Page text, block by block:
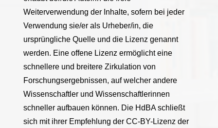
Weiterverwendung der Inhalte, sofern bei jeder
Verwendung sie/er als Urheber/in, die
ursprüngliche Quelle und die Lizenz genannt
werden. Eine offene Lizenz ermöglicht eine
schnellere und breitere Zirkulation von
Forschungsergebnissen, auf welcher andere
Wissenschaftler und Wissenschaftlerinnen
schneller aufbauen können. Die HdBA schließt
sich mit ihrer Empfehlung der CC-BY-Lizenz der